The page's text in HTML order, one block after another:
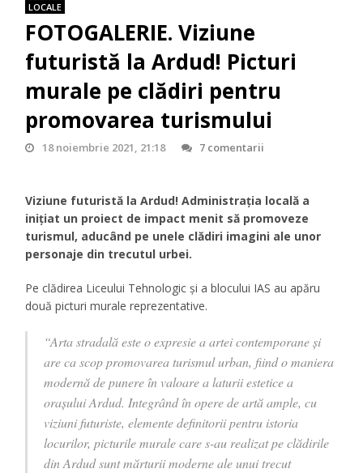
LOCALE
FOTOGALERIE. Viziune
futuristă la Ardud! Picturi
murale pe clădiri pentru
promovarea turismului
18 noiembrie 2021, 21:18 7 comentarii
Viziune futuristă la Ardud! Administrația locală a
inițiat un proiect de impact menit să promoveze
turismul, aducând pe unele clădiri imagini ale unor
personaje din trecutul urbei.
Pe clădirea Liceului Tehnologic și a blocului IAS au apăru
două picturi murale reprezentative.
“Arta stradală este o expresie a artei contemporane și
are ca scop promovarea turismul urban, fiind o maniera
modernă de punere în valoare a laturii estetice a
oraşului Ardud. Integrând în opere de artă ample, cu
viziuni futuriste, elemente definitorii pentru istoria
locurilor, picturile murale care s-au realizat pe clădirile
din Ardud sunt mărturii moderne ale unui trecut